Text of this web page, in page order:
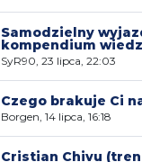
Samodzielny
kompendium
SyR90, 23 lipca, 22:03
Czego brakuje Ci
Borgen, 14 lipca, 16:18
Cristian Chivu